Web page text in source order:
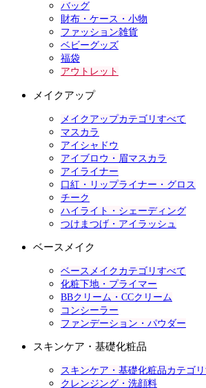
バッグ
財布・ケース・小物
ファッション雑貨
ベビーグッズ
福袋
アウトレット
メイクアップ
メイクアップカテゴリすべて
マスカラ
アイシャドウ
アイブロウ・眉マスカラ
アイライナー
口紅・リップライナー・グロス
チーク
ハイライト・シェーディング
つけまつげ・アイラッシュ
ベースメイク
ベースメイクカテゴリすべて
化粧下地・プライマー
BBクリーム・CCクリーム
コンシーラー
ファンデーション・パウダー
スキンケア・基礎化粧品
スキンケア・基礎化粧品カテゴ
クレンジング・洗顔料